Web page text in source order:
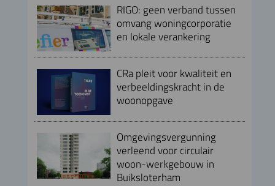
RIGO: geen verband tussen
omvang woningcorporatie
en lokale verankering
CRa pleit voor kwaliteit en
verbeeldingskracht in de
woonopgave
Omgevingsvergunning
verleend voor circulair
woon-werkgebouw in
Buiksloterham